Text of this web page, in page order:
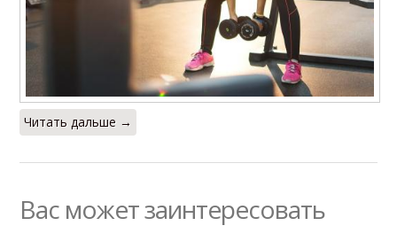
Читать дальше →
Вас может заинтересовать